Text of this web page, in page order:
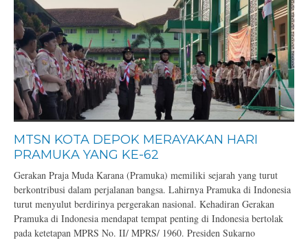
MTSN KOTA DEPOK MERAYAKAN HARI
PRAMUKA YANG KE-62
Gerakan Praja Muda Karana (Pramuka) memiliki sejarah yang turut
berkontribusi dalam perjalanan bangsa. Lahirnya Pramuka di Indonesia
turut menyulut berdirinya pergerakan nasional. Kehadiran Gerakan
Pramuka di Indonesia mendapat tempat penting di Indonesia bertolak
pada ketetapan MPRS No. II/ MPRS/ 1960. Presiden Sukarno